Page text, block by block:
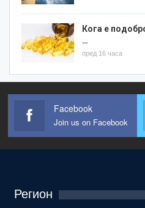
Кога е
…
пред 16 часа
Facebook
Join us on Facebook
Регион